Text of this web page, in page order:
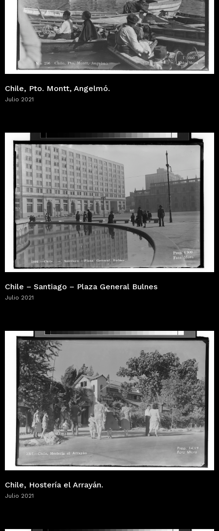
Chile, Pto. Montt, Angelmó.
Julio 2021
Chile – Santiago – Plaza General Bulnes
Julio 2021
Chile, Hostería el Arrayán.
Julio 2021